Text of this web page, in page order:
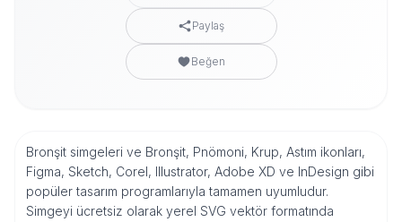
Paylaş
Beğen
Bronşit simgeleri ve Bronşit, Pnömoni, Krup, Astım ikonları,
Figma, Sketch, Corel, Illustrator, Adobe XD ve InDesign gibi
popüler tasarım programlarıyla tamamen uyumludur.
Simgeyi ücretsiz olarak yerel SVG vektör formatında